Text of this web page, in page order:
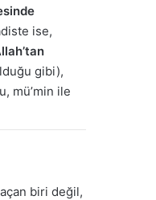
ise,
gibi),
mü’min ile
biri değil,